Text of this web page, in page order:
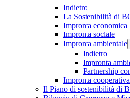
Indietro
La Sostenibilità di
Impronta economica
Impronta sociale
Impronta ambientale
Indietro
Impronta
Partnership
Impronta cooperativa
Il Piano di sostenibilità di